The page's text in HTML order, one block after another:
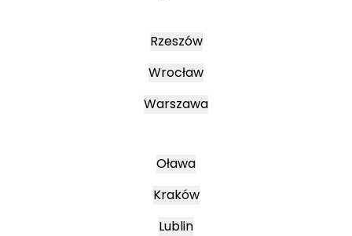
Rzeszów
Wrocław
Warszawa
Oława
Kraków
Lublin